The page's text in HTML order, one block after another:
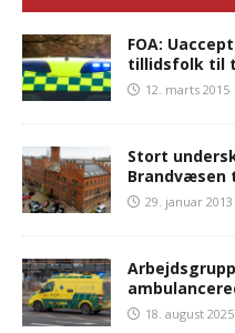
FOA:
tillidsfolk til
12. marts 2015
Stort
Brandvæsen
29. januar 2013
18. august 2025